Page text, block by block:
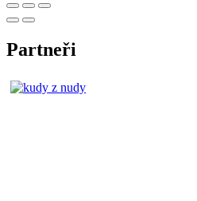
Partneři